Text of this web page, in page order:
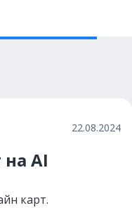
22.08.2024
AI
карт.